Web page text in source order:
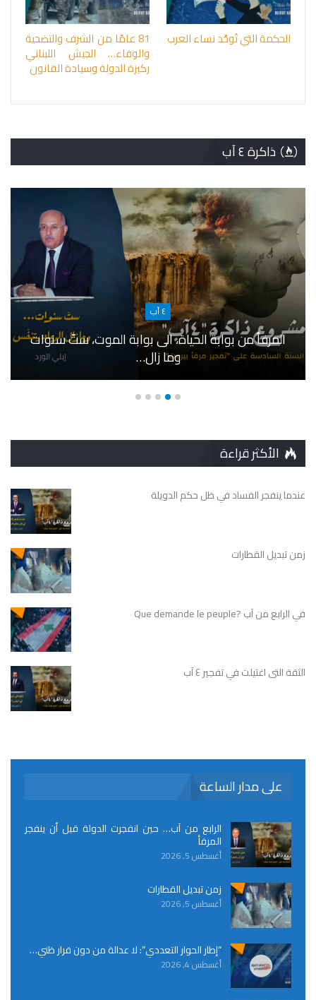
الحكمة التي تُوحِّد نساء العرب 81 عامًا من الشرف والتضحية
والوفاء… الجيش اللبناني
ركيزة الدولة وسيادة القانون
ذاكرة ٤ آب
٤ آب
المرفأ من بوابة الحياة، الى بوابة الموت، ستّ سنوات
وما زال…
الأكثر قراءة
عندما ينفجر الفساد في ظل حكم الدويلة
زمن تبديل القطارات
في الرابع من آب ?Que demande le peuple
الثقة التى اغتيلت في تفجير ٤ آب
على مدار الساعة
الرابع من آب… حين انفجرت الدولة قبل أن ينفجر
المرفأ
أغسطس 5, 2026
زمن تبديل القطارات
أغسطس 5, 2026
“إطار الحوار التعددي”: لا عدالة من دون قرار ظني…
أغسطس 4, 2026